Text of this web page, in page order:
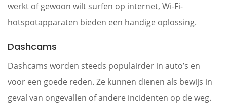
werkt of gewoon wilt surfen op internet, Wi-Fi-
hotspotapparaten bieden een handige oplossing.
Dashcams
Dashcams worden steeds populairder in auto’s en
voor een goede reden. Ze kunnen dienen als bewijs in
geval van ongevallen of andere incidenten op de weg.